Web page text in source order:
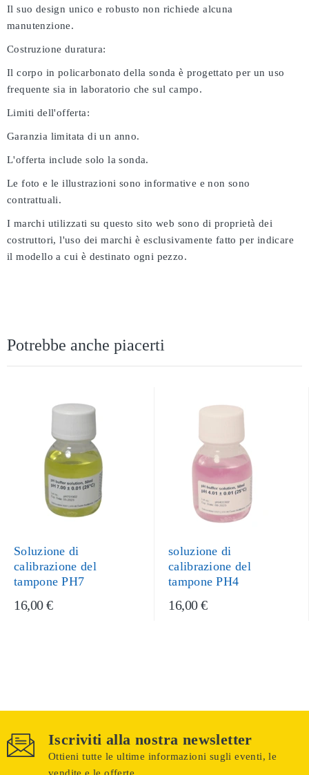
Il suo design unico e robusto non richiede alcuna
manutenzione.
Costruzione duratura:
Il corpo in policarbonato della sonda è progettato per un uso
frequente sia in laboratorio che sul campo.
Limiti dell'offerta:
Garanzia limitata di un anno.
L'offerta include solo la sonda.
Le foto e le illustrazioni sono informative e non sono
contrattuali.
I marchi utilizzati su questo sito web sono di proprietà dei
costruttori, l'uso dei marchi è esclusivamente fatto per indicare
il modello a cui è destinato ogni pezzo.
Potrebbe anche piacerti
Soluzione di
calibrazione del
tampone PH7
16,00 €
soluzione di
calibrazione del
tampone PH4
16,00 €
Iscriviti alla nostra newsletter
Ottieni tutte le ultime informazioni sugli eventi, le